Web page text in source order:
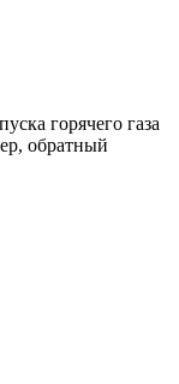
горячего газа
обратный